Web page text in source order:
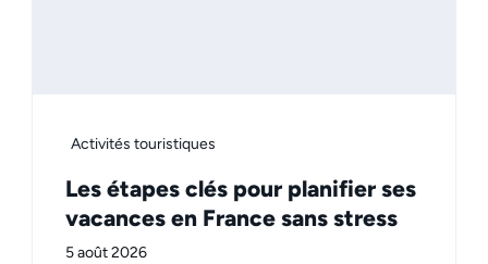
Activités touristiques
Les étapes clés pour planifier ses
vacances en France sans stress
5 août 2026